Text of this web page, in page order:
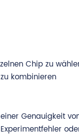
Chip zu
kombinieren
Genauigkeit